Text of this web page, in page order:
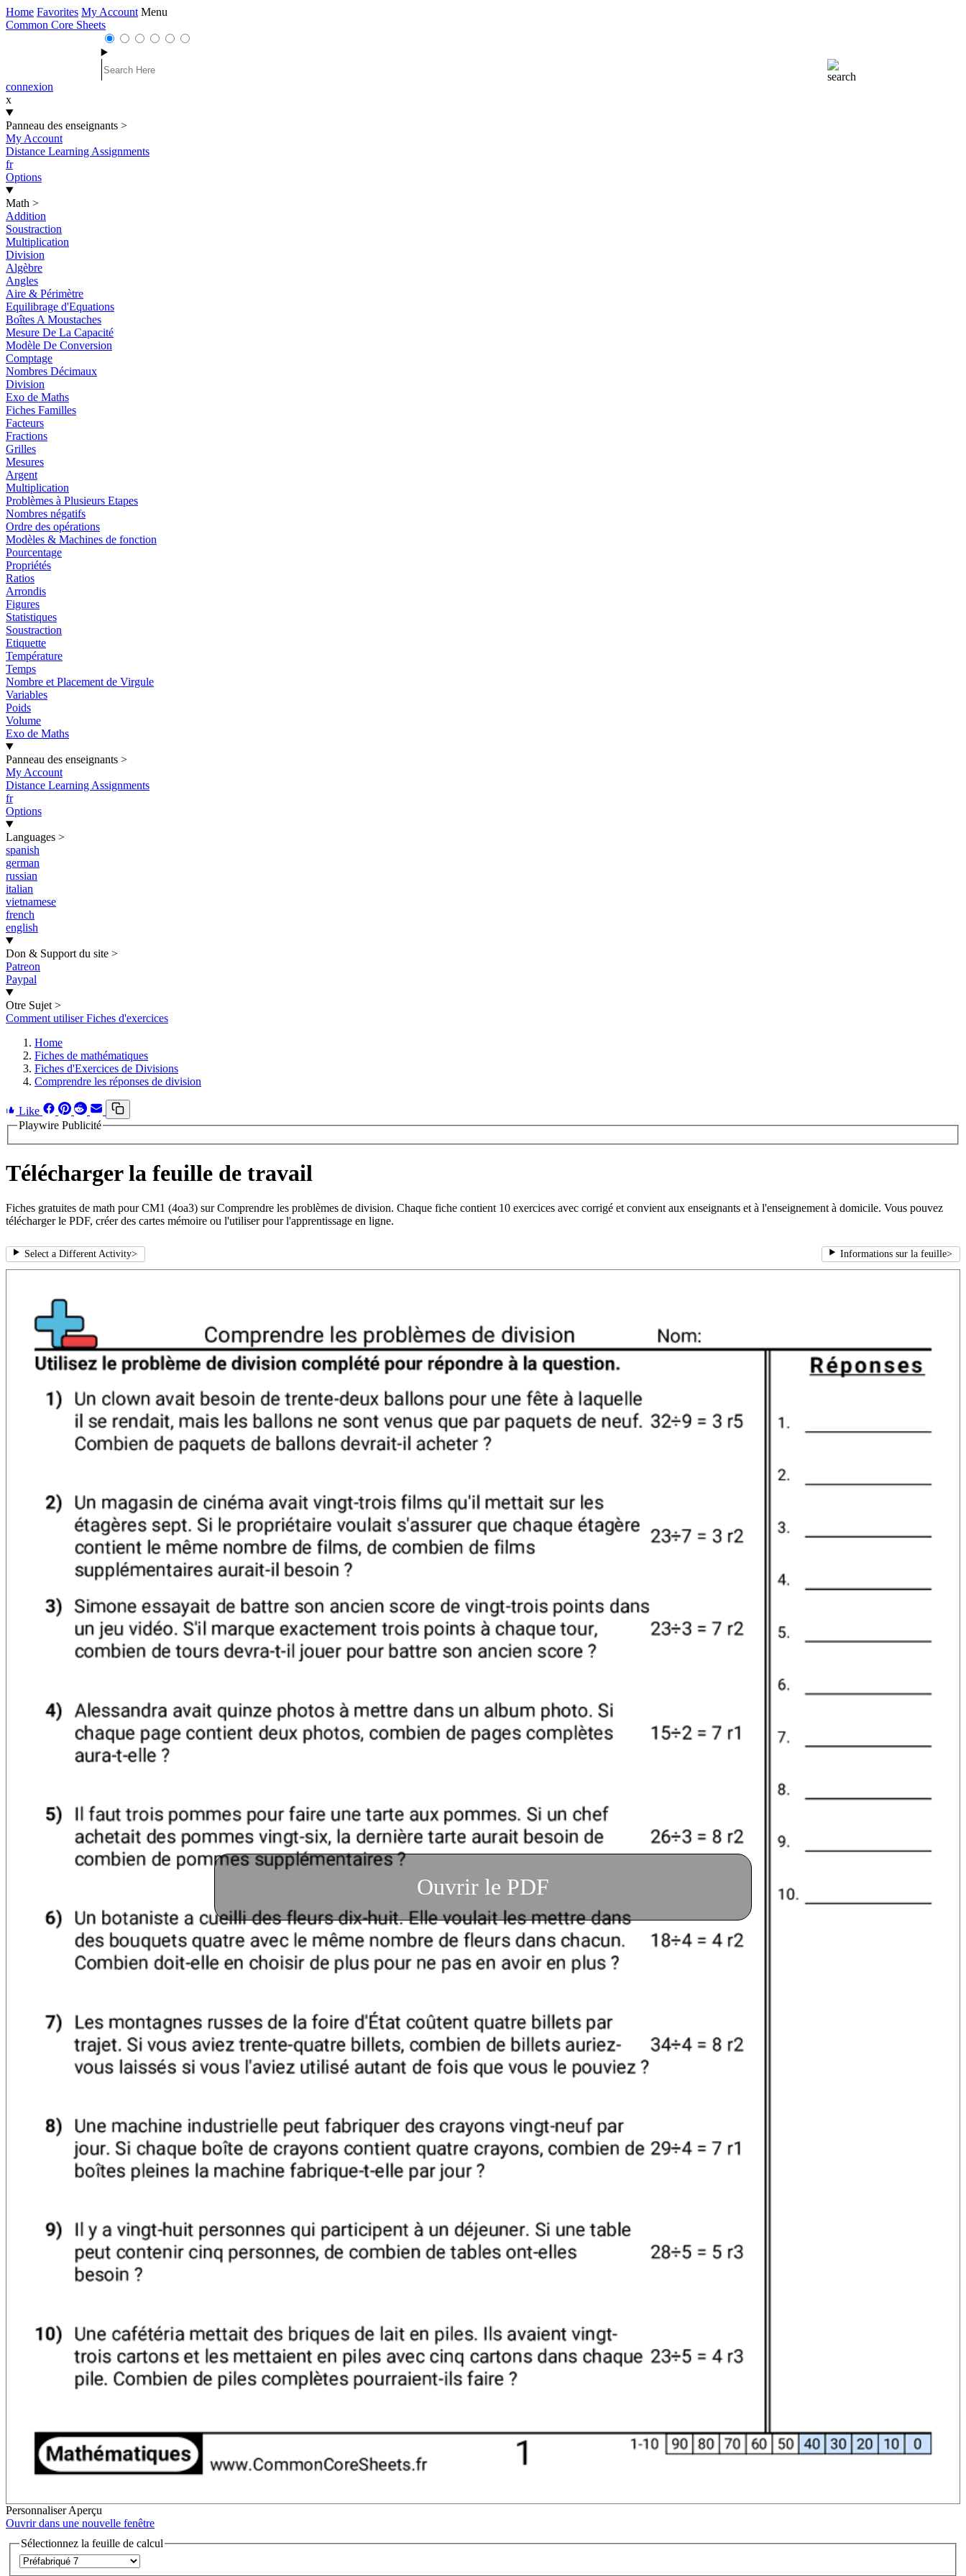
Home Favorites My Account Menu
Common Core Sheets
connexion
x
Panneau des enseignants >
My Account
Distance Learning Assignments
fr
Options
Math >
Addition
Soustraction
Multiplication
Division
Algèbre
Angles
Aire & Périmètre
Equilibrage d'Equations
Boîtes A Moustaches
Mesure De La Capacité
Modèle De Conversion
Comptage
Nombres Décimaux
Division
Exo de Maths
Fiches Familles
Facteurs
Fractions
Grilles
Mesures
Argent
Multiplication
Problèmes à Plusieurs Etapes
Nombres négatifs
Ordre des opérations
Modèles & Machines de fonction
Pourcentage
Propriétés
Ratios
Arrondis
Figures
Statistiques
Soustraction
Etiquette
Température
Temps
Nombre et Placement de Virgule
Variables
Poids
Volume
Exo de Maths
Panneau des enseignants >
My Account
Distance Learning Assignments
fr
Options
Languages >
spanish
german
russian
italian
vietnamese
french
english
Don & Support du site >
Patreon
Paypal
Otre Sujet >
Comment utiliser Fiches d'exercices
Home
Fiches de mathématiques
Fiches d'Exercices de Divisions
Comprendre les réponses de division
Like
Playwire Publicité
Télécharger la feuille de travail
Fiches gratuites de math pour CM1 (4oa3) sur Comprendre les problèmes de division. Chaque fiche contient 10 exercices avec corrigé et convient aux enseignants et à l'enseignement à domicile. Vous pouvez
télécharger le PDF, créer des cartes mémoire ou l'utiliser pour l'apprentissage en ligne.
Select a Different Activity> Informations sur la feuille>
Ouvrir le PDF
PersonnaliserAperçu
Ouvrir dans une nouvelle fenêtre
Sélectionnez la feuille de calcul